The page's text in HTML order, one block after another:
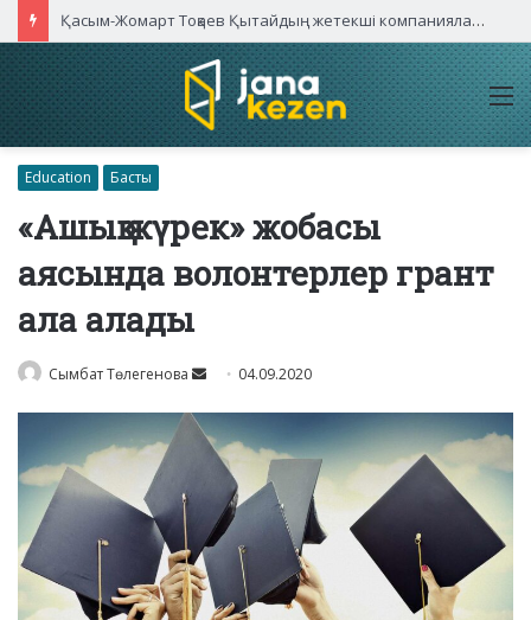
Қасым-Жомарт Тоқаев Қытайдың жетекші компаниялары басшыларымен кездесті
Education Басты
«Ашық жүрек» жобасы
аясында волонтерлер грант
ала алады
Сымбат Төлегенова
Send
email
04.09.2020